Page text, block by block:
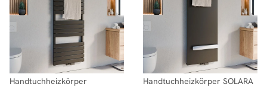
Handtuchheizkörper
Handtuchheizkörper SOLARA